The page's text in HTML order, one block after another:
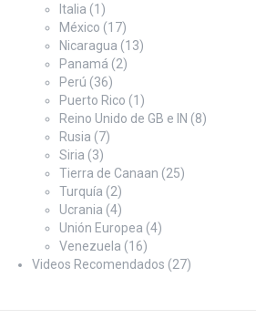
Italia (1)
México (17)
Nicaragua (13)
Panamá (2)
Perú (36)
Puerto Rico (1)
Reino Unido de GB e IN (8)
Rusia (7)
Siria (3)
Tierra de Canaan (25)
Turquía (2)
Ucrania (4)
Unión Europea (4)
Venezuela (16)
Videos Recomendados (27)